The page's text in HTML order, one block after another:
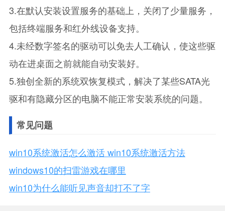
3.在默认安装设置服务的基础上，关闭了少量服务，
包括终端服务和红外线设备支持。
4.未经数字签名的驱动可以免去人工确认，使这些驱
动在进桌面之前就能自动安装好。
5.独创全新的系统双恢复模式，解决了某些SATA光
驱和有隐藏分区的电脑不能正常安装系统的问题。
常见问题
win10系统激活怎么激活 win10系统激活方法
windows10的扫雷游戏在哪里
win10为什么能听见声音却打不了字